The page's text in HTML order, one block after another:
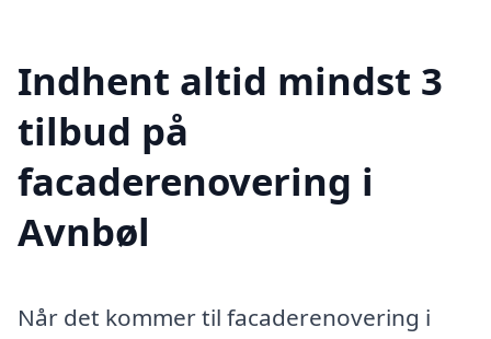
Indhent altid mindst 3
tilbud på
facaderenovering i
Avnbøl
Når det kommer til facaderenovering i